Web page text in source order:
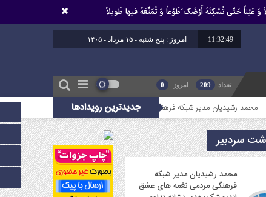
عَیْناً حَتّى تُسْکِنَهُ أَرْضَک َطَوْعاً وَ تُمَتِّعَهُ فیها طَویلاً
11:32:50 امروز : پنج شنبه - ۱۵ مرداد - ۱۴۰۵
تعداد 209 امروز 0
جدیدترین رویدادها
مدیر شبکه فرهنگی مردمی نغمه های عشق اندیمشک: غدیر نشانه تداوم حرکت
سردبیر
محمد رشیدیان مدیر شبکه
فرهنگی مردمی نغمه های عشق